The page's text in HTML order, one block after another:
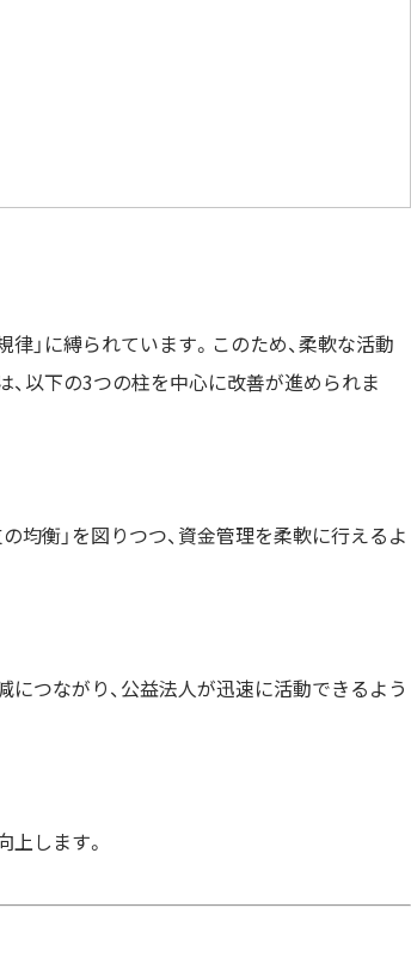
律」に縛られています。このため、柔軟な活動
、以下の3つの柱を中心に改善が進められま
均衡」を図りつつ、資金管理を柔軟に行えるよ
につながり、公益法人が迅速に活動できるよう
上します。